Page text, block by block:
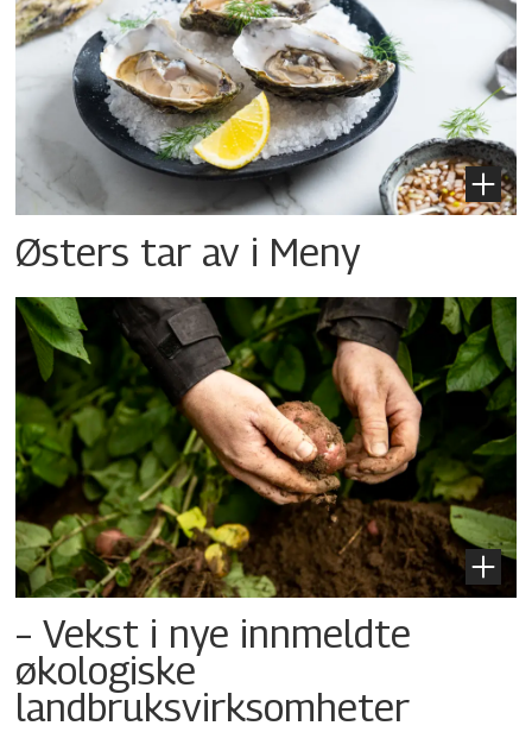
Østers tar av i Meny
– Vekst i nye innmeldte
økologiske
landbruksvirksomheter